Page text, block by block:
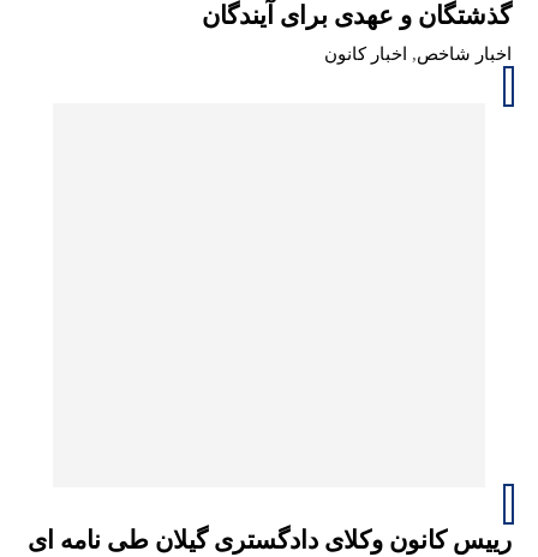
گذشتگان و عهدی برای آیندگان
اخبار شاخص, اخبار کانون
رییس کانون وکلای دادگستری گیلان طی نامه ای